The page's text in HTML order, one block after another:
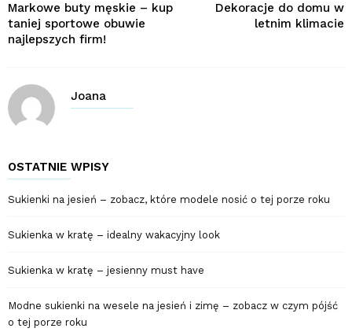
Markowe buty męskie – kup
taniej sportowe obuwie
najlepszych firm!
Dekoracje do domu w
letnim klimacie
Joana
OSTATNIE WPISY
Sukienki na jesień – zobacz, które modele nosić o tej porze roku
Sukienka w kratę – idealny wakacyjny look
Sukienka w kratę – jesienny must have
Modne sukienki na wesele na jesień i zimę – zobacz w czym pójść
o tej porze roku